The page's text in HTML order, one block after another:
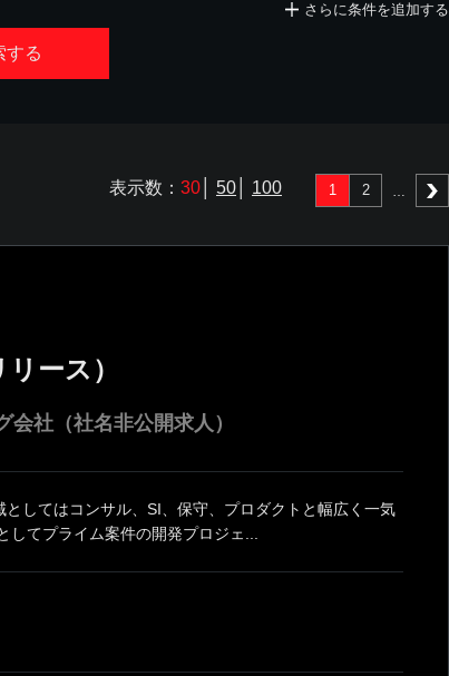
さらに条件を追加する
する
表示数： 30 50 100 1 2
ース）
社（社名非公開求人）
してはコンサル、SI、保守、プロダクトと幅広く一気
てプライム案件の開発プロジェ...